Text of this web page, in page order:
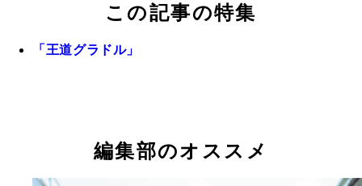
この記事の特集
「王道グラドル」
編集部のオススメ